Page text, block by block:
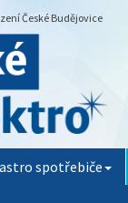
České Budějovice
spotřebiče